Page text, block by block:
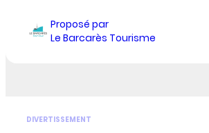
Proposé par
Le Barcarès Tourisme
DIVERTISSEMENT